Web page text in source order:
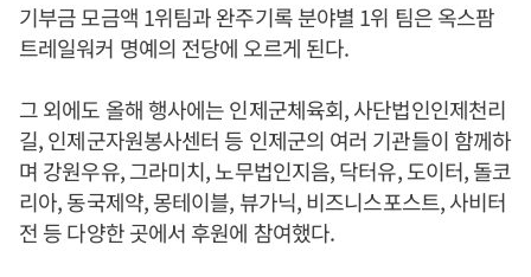
기부금 모금액 1위팀과 완주기록 분야별 1위 팀은 옥스팜
트레일워커 명예의 전당에 오르게 된다.
그 외에도 올해 행사에는 인제군체육회, 사단법인인제천리
길, 인제군자원봉사센터 등 인제군의 여러 기관들이 함께하
며 강원우유, 그라미치, 노무법인지음, 닥터유, 도이터, 돌코
리아, 동국제약, 몽테이블, 뷰가닉, 비즈니스포스트, 사비터
전 등 다양한 곳에서 후원에 참여했다.